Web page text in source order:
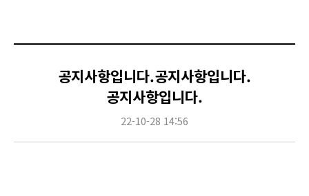
공지사항입니다.공지사항입니다.
공지사항입니다.
22-10-28 14:56